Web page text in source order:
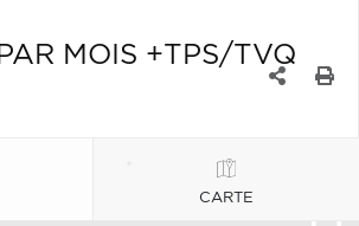
MOIS +TPS/TVQ
CARTE